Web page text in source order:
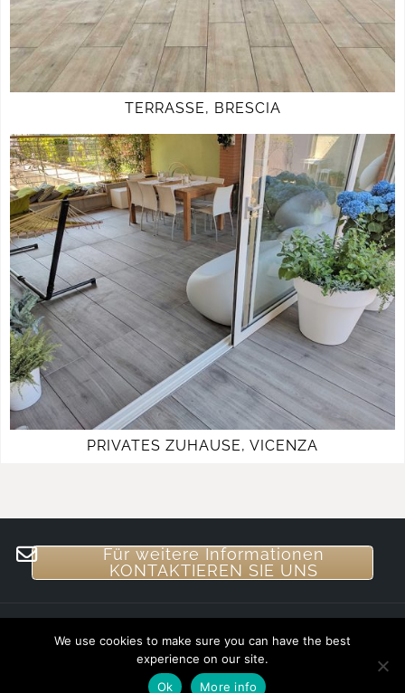
TERRASSE, BRESCIA
PRIVATES ZUHAUSE, VICENZA
Für weitere Informationen
KONTAKTIEREN SIE UNS
Powered by WordPress|Theme:
We use cookies to make sure you can have the best
experience on our site.
Ok
More info